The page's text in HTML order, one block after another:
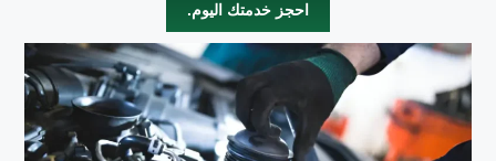
احجز خدمتك اليوم.